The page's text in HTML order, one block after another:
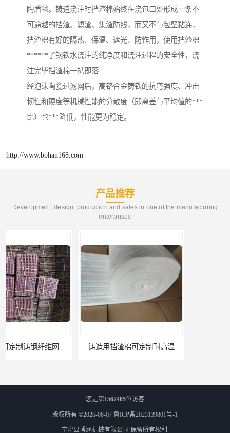
陶盾毯。铸造浇注时挡渣棉始终在浇包口处形成一条不
可逾越的挡渣、滤渣、集渣防线，而又不与包壁粘连，
挡渣棉有好的隔热、保温、遮光、防作用，使用挡渣棉
******了钢铁水浇注的纯净度和浇注过程的安全性，浇
注完毕挡渣棉一扒即落
经泡沫陶瓷过滤网后，高铬合金铸铁的抗弯强度、冲击
韧性和硬度等机械性能的分散度（即离差与平均值的***
比）也***降低，性能更为稳定。
http://www.bohan168.com
产品推荐
Development, design, production and sales in one of the manufacturing
enterprises
铸造用挡渣棉可定制耐高温 西安铸造过滤网
您是第1567485位访客
版权所有 ©2026-08-07 鲁ICP备2025139801号-1
宁津县博涵机械有限公司 保留所有权利.